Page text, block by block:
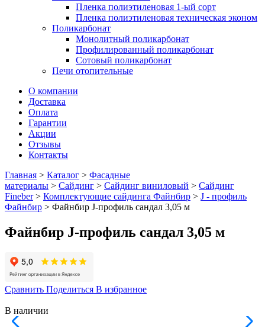
Пленка полиэтиленовая 1-ый сорт
Пленка полиэтиленовая техническая эконом
Поликарбонат
Монолитный поликарбонат
Профилированный поликарбонат
Сотовый поликарбонат
Печи отопительные
О компании
Доставка
Оплата
Гарантии
Акции
Отзывы
Контакты
Главная > Каталог > Фасадные
материалы > Сайдинг > Сайдинг виниловый > Сайдинг
Fineber> Комплектующие сайдинга Файнбир > J - профиль
Файнбир > Файнбир J-профиль сандал 3,05 м
Файнбир J-профиль сандал 3,05 м
Сравнить Поделиться В избранное
В наличии